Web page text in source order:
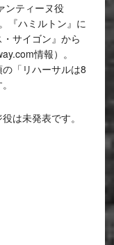
ンティーヌ役
『ハミルトン』に
サイゴン』から
情報）。
の「リハーサルは8
は未発表です。